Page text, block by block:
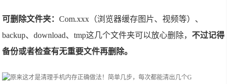
可删除文件夹：Com.xxx（浏览器缓存图片、视频等）、
backup、download、tmp这几个文件夹可以放心删除，不过记得
备份或者检查有无重要文件再删除。